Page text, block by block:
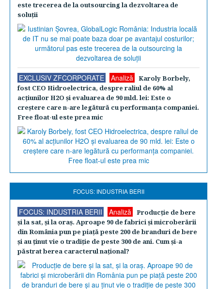
este trecerea de la outsourcing la dezvoltarea de
soluţii
EXCLUSIV ZFCORPORATE Analiză
Karoly Borbely,
fost CEO Hidroelectrica, despre raliul de 60% al
acţiunilor H2O şi evaluarea de 90 mld. lei: Este o
creştere care n-are legătură cu performanţa companiei.
Free float-ul este prea mic
FOCUS: INDUSTRIA BERII
FOCUS: INDUSTRIA BERII Analiză
Producţie de bere
şi la sat, şi la oraş. Aproape 90 de fabrici şi microberării
din România pun pe piaţă peste 200 de branduri de bere
şi au ţinut vie o tradiţie de peste 300 de ani. Cum şi-a
păstrat berea caracterul naţional?